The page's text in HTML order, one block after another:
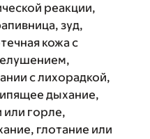
реакции,
зуд,
кожа с
с лихорадкой,
дыхание,
или горле,
глотание или